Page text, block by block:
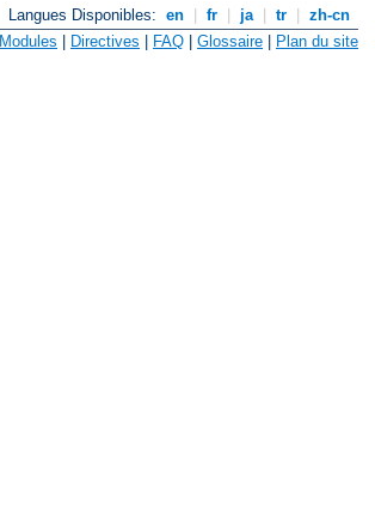
Langues Disponibles: en fr ja tr
zh-cn
Modules Directives FAQ Glossaire Plan du site